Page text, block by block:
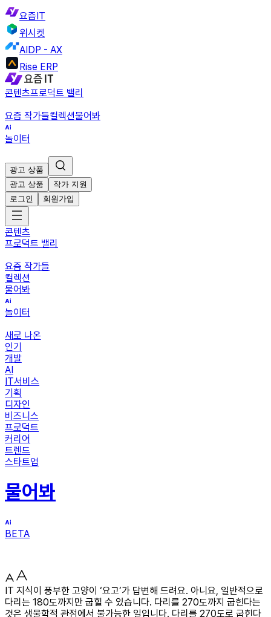
요즘IT
위시켓
AIDP - AX
Rise ERP
콘텐츠프로덕트 밸리
요즘 작가들컬렉션물어봐
놀이터
광고 상품
광고 상품
작가 지원
로그인
회원가입
콘텐츠
프로덕트 밸리
요즘 작가들
컬렉션
물어봐
놀이터
새로 나온
인기
개발
AI
IT서비스
기획
디자인
비즈니스
프로덕트
커리어
트렌드
스타트업
물어봐
BETA
IT 지식이 풍부한 고양이 ‘요고’가 답변해 드려요. 아니요, 일반적으로
다리는 180도까지만 굽힐 수 있습니다. 다리를 270도까지 굽힌다는
것은 생물학적 관점에서 불가능한 일입니다. 다리를 270도로 굽힌다